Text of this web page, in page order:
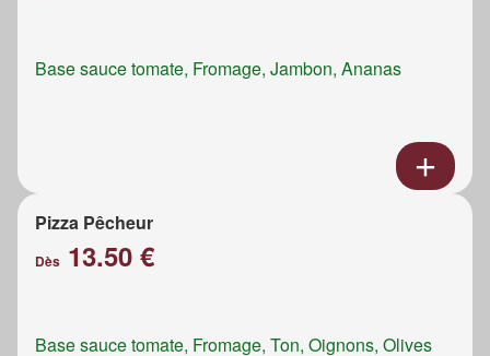
Base sauce tomate, Fromage, Jambon, Ananas
Pizza Pêcheur
Dès 13.50 €
Base sauce tomate, Fromage, Ton, Oignons, Olives